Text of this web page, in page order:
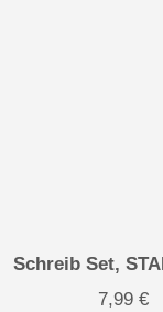
Schreib Set,
7,99 €